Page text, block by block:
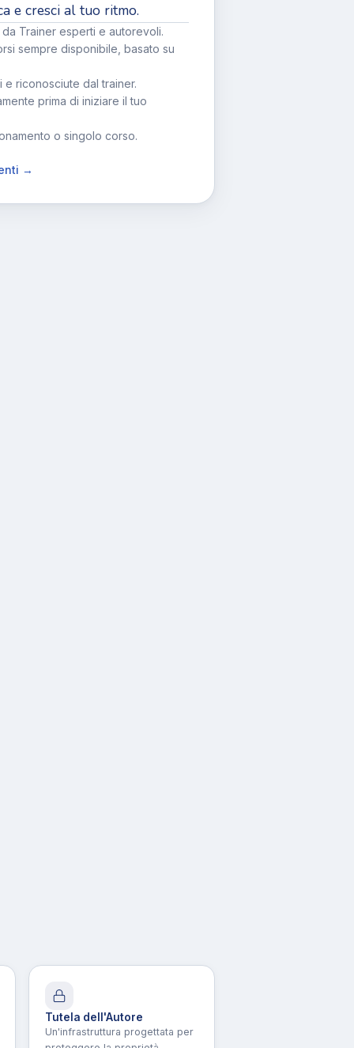
e cresci al tuo ritmo.
Trainer esperti e autorevoli.
sempre disponibile, basato su
riconosciute dal trainer.
prima di iniziare il tuo
o singolo corso.
→
Tutela dell'Autore
Un'infrastruttura progettata per